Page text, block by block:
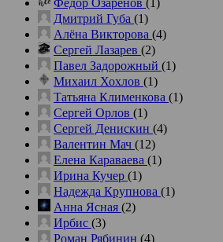
Федор Озаренов (1)
Дмитрий Губа (1)
Алёна Викторова (4)
Сергей Лазарев (2)
Павел Задорожный (1)
Михаил Хохлов (1)
Татьяна Клименкова (1)
Сергей Орлов (1)
Сергей Денискин (4)
Валентин Мач (12)
Елена Караваева (1)
Ирина Кучер (1)
Надежда Крупнова (1)
Анна Ясная (2)
Ирбис (3)
Роман Рябинин (4)